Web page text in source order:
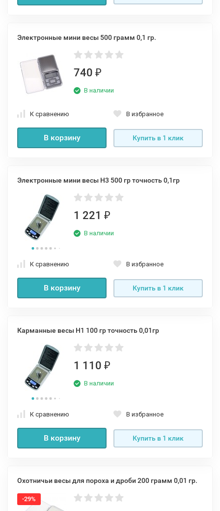
Электронные мини весы 500 грамм 0,1 гр.
740 ₽
В наличии
К сравнению В избранное
В корзину Купить в 1 клик
Электронные мини весы H3 500 гр точность 0,1гр
1 221 ₽
В наличии
К сравнению В избранное
В корзину Купить в 1 клик
Карманные весы Н1 100 гр точность 0,01гр
1 110 ₽
В наличии
К сравнению В избранное
В корзину Купить в 1 клик
Охотничьи весы для пороха и дроби 200 грамм 0,01 гр.
-29%